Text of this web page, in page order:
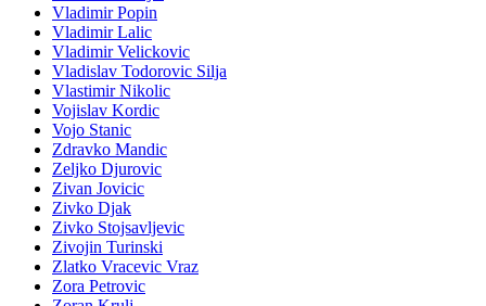
Vladimir Popin
Vladimir Lalic
Vladimir Velickovic
Vladislav Todorovic Silja
Vlastimir Nikolic
Vojislav Kordic
Vojo Stanic
Zdravko Mandic
Zeljko Djurovic
Zivan Jovicic
Zivko Djak
Zivko Stojsavljevic
Zivojin Turinski
Zlatko Vracevic Vraz
Zora Petrovic